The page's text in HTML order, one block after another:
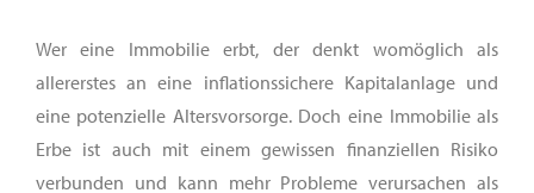
Wer eine Immobilie erbt, der denkt womöglich als
allererstes an eine inflationssichere Kapitalanlage und
eine potenzielle Altersvorsorge. Doch eine Immobilie als
Erbe ist auch mit einem gewissen finanziellen Risiko
verbunden und kann mehr Probleme verursachen als